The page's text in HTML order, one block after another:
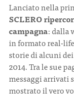
Lanciato nella
SCLERO
campagna: dalla
in formato real-
storie di alcuni
2014. Tra le sue
messaggi arrivati
mostrato il vero